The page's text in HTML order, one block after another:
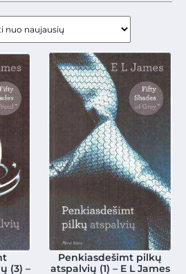
(3) –
Penkiasdešimt pilkų
atspalvių (1) – E L James